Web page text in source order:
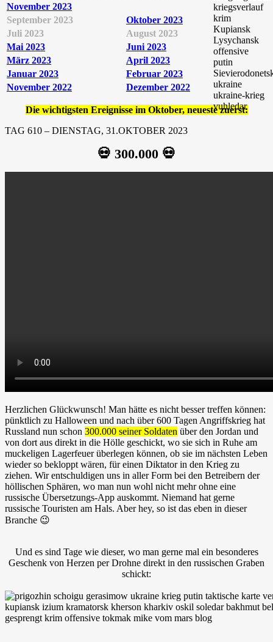
November 2023
September 2023
Oktober 2023
Juli 2023
August 2023
Mai 2023
Juni 2023
März 2023
April 2023
Januar 2023
Februar 2023
November 2022
Dezember 2022
Die wichtigsten Ereignisse im Oktober, neueste zuerst:
TAG 610 – DIENSTAG, 31.OKTOBER 2023
💀 300.000 💀
Herzlichen Glückwunsch! Man hätte es nicht besser treffen können:
pünktlich zu Halloween und nach über 600 Tagen Angriffskrieg hat
Russland nun schon 300.000 seiner Soldaten über den Jordan und
von dort aus direkt in die Hölle geschickt, wo sie sich in Ruhe am
muckeligen Lagerfeuer überlegen können, ob sie im nächsten Leben
wieder so bekloppt wären, für einen Diktator in den Krieg zu
ziehen. Wir entschuldigen uns in aller Form bei den Betreibern der
höllischen Sphären, wo man nun wohl nicht mehr ohne eine
russische Übersetzungs-App auskommt. Niemand hat gerne
russische Touristen am Hals. Aber hey, so ist das eben in dieser
Branche 😉
Und es sind Tage wie dieser, wo man gerne mal ein besonderes
Geschenk von Herzen per Drohne direkt in den russischen Graben
schickt: